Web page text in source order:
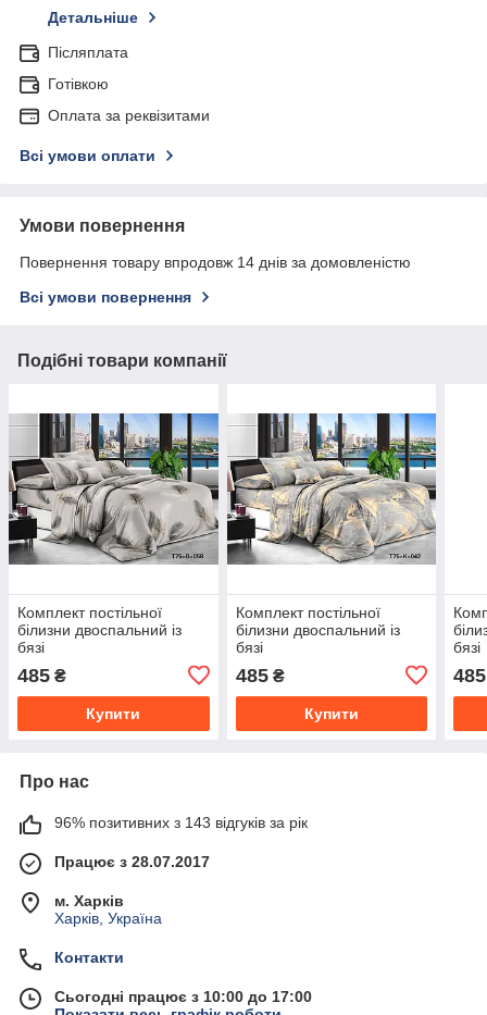
Детальніше
Післяплата
Готівкою
Оплата за реквізитами
Всі умови оплати
Умови повернення
Повернення товару впродовж 14 днів за домовленістю
Всі умови повернення
Подібні товари компанії
Комплект постільної
білизни двоспальний із
бязі
485 ₴
Купити
Комплект постільної
білизни двоспальний із
бязі
485₴
Купити
бязі
485
Про нас
96% позитивних з 143 відгуків за рік
Працює з 28.07.2017
м. Харків
Харків, Україна
Контакти
Сьогодні працює з 10:00 до 17:00